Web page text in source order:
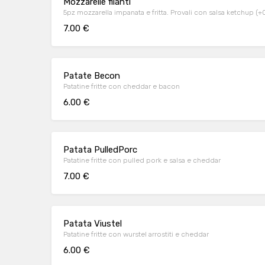
5pz mozzarella impanata e fritta. Provali con salsa ketchup
7.00 €
Patate Becon
Patatine fritte con cheddar e bacon
6.00 €
Patata PulledPorc
Patatine fritte con pulled pork e salsa e cheddar
7.00 €
Patata Viustel
Patatine fritte con wurstel arrostiti e cheddar
6.00 €